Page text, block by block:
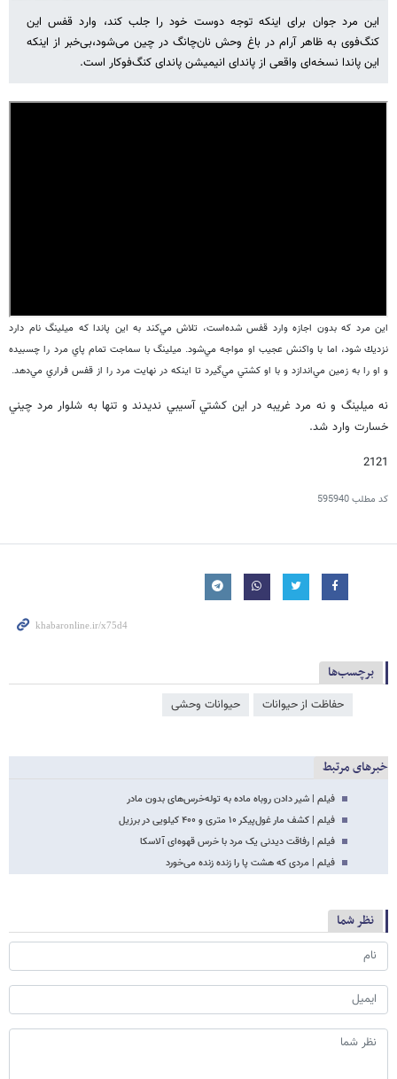
این مرد جوان برای اینکه توجه دوست خود را جلب کند، وارد قفس این
کنگ‌فوی به ظاهر آرام در باغ وحش نان‌چانگ در چین می‌شود،‌بی‌خبر از اینکه
این پاندا نسخه‌ای واقعی از پاندای انیمیشن پاندای کنگ‌فوکار است.
اين مرد كه بدون اجازه وارد قفس شده‌است، تلاش مي‌كند به اين پاندا كه ميلينگ نام دارد
نزديك شود، اما با واكنش عجيب او مواجه مي‌شود. ميلينگ با سماجت تمام پاي مرد را چسبيده
و او را به زمين مي‌اندازد و با او كشتي مي‌گيرد تا اينكه در نهايت مرد را از قفس فراري مي‌دهد.
نه ميلينگ و نه مرد غريبه در اين كشتي آسيبي نديدند و تنها به شلوار مرد چيني
خسارت وارد شد.
2121
کد مطلب595940
برچسب‌ها
حفاظت از حیوانات حیوانات وحشی
خبرهای مرتبط
فیلم | شیر دادن روباہ مادہ به توله‌خرس‌های بدون مادر
فیلم | کشف مار غول‌پیکر ۱۰ متری و ۴۰۰ کیلویی در برزیل
فیلم | رفاقت دیدنی یک مرد با خرس قهوه‌ای آلاسکا
فیلم | مردی که هشت پا را زنده زنده می‌خورد
نظر شما